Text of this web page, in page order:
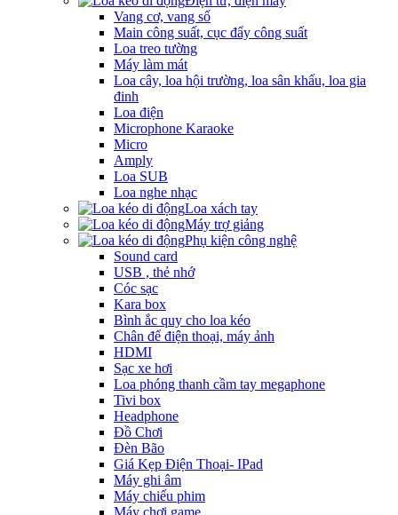
Vang cơ, vang số
Main công suất, cục đẩy công suất
Loa treo tường
Máy làm mát
Loa cây, loa hội trường, loa sân khấu, loa gia
đinh
Loa điện
Microphone Karaoke
Micro
Amply
Loa SUB
Loa nghe nhạc
Loa xách tay
Máy trợ giảng
Phụ kiện công nghệ
Sound card
USB , thẻ nhớ
Cóc sạc
Kara box
Bình ắc quy cho loa kéo
Chân để điện thoại, máy ảnh
HDMI
Sạc xe hơi
Loa phóng thanh cầm tay megaphone
Tivi box
Headphone
Đồ Chơi
Đèn Bão
Giá Kẹp Điện Thoại- IPad
Máy ghi âm
Máy chiếu phim
Máy chơi game